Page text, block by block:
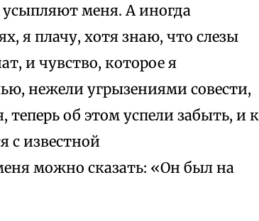
меня. А иногда
я плачу, хотя знаю, что слезы
и чувство, которое я
нежели угрызениями совести,
об этом успели забыть, и к
с известной
можно сказать: «Он был на